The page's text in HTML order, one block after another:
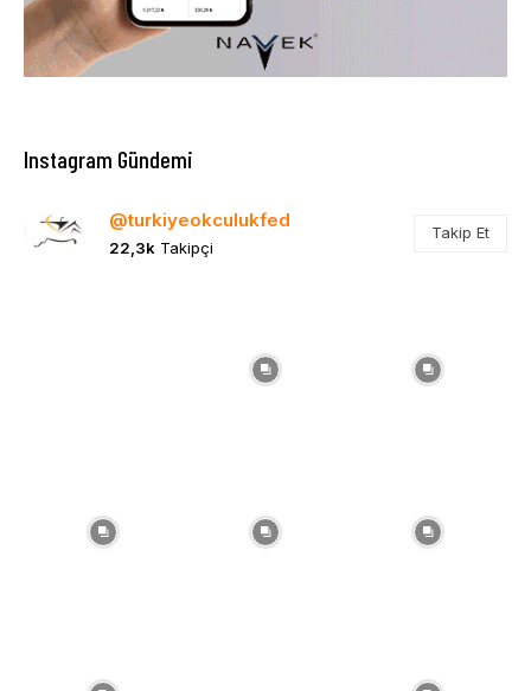
Instagram Gündemi
@turkiyeokculukfed
22,3k Takipçi
Takip Et